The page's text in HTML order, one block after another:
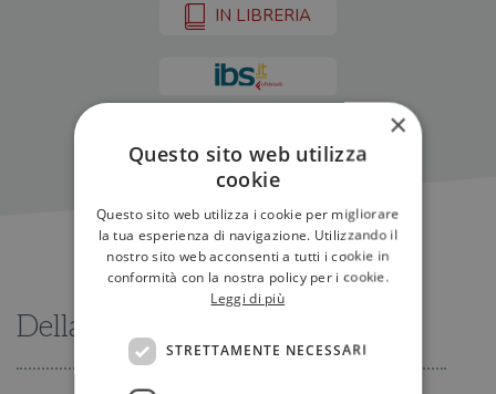
IN LIBRERIA
Della stessa serie
×
Questo sito web utilizza
cookie
Questo sito web utilizza i cookie per migliorare
la tua esperienza di navigazione. Utilizzando il
nostro sito web acconsenti a tutti i cookie in
conformità con la nostra policy per i cookie.
Leggi di più
STRETTAMENTE NECESSARI